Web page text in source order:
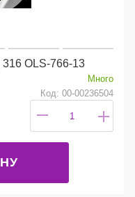
316 OLS-766-13
Много
Код: 00-00236504